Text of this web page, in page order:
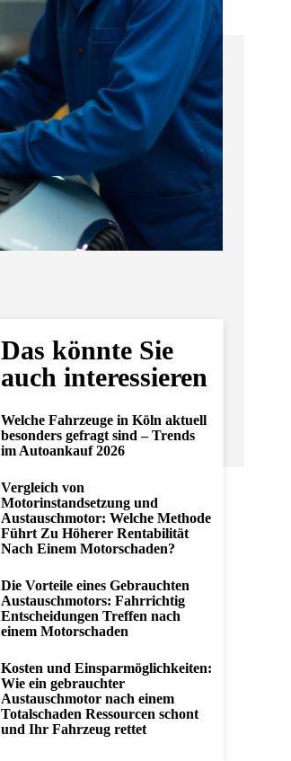
Das könnte Sie
auch interessieren
Welche Fahrzeuge in Köln aktuell
besonders gefragt sind – Trends
im Autoankauf 2026
Vergleich von
Motorinstandsetzung und
Austauschmotor: Welche Methode
Führt Zu Höherer Rentabilität
Nach Einem Motorschaden?
Die Vorteile eines Gebrauchten
Austauschmotors: Fahrrichtig
Entscheidungen Treffen nach
einem Motorschaden
Kosten und Einsparmöglichkeiten:
Wie ein gebrauchter
Austauschmotor nach einem
Totalschaden Ressourcen schont
und Ihr Fahrzeug rettet